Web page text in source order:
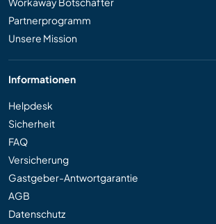
Partnerprogramm
Unsere Mission
Informationen
Helpdesk
Sicherheit
FAQ
Versicherung
Gastgeber-Antwortgarantie
AGB
Datenschutz